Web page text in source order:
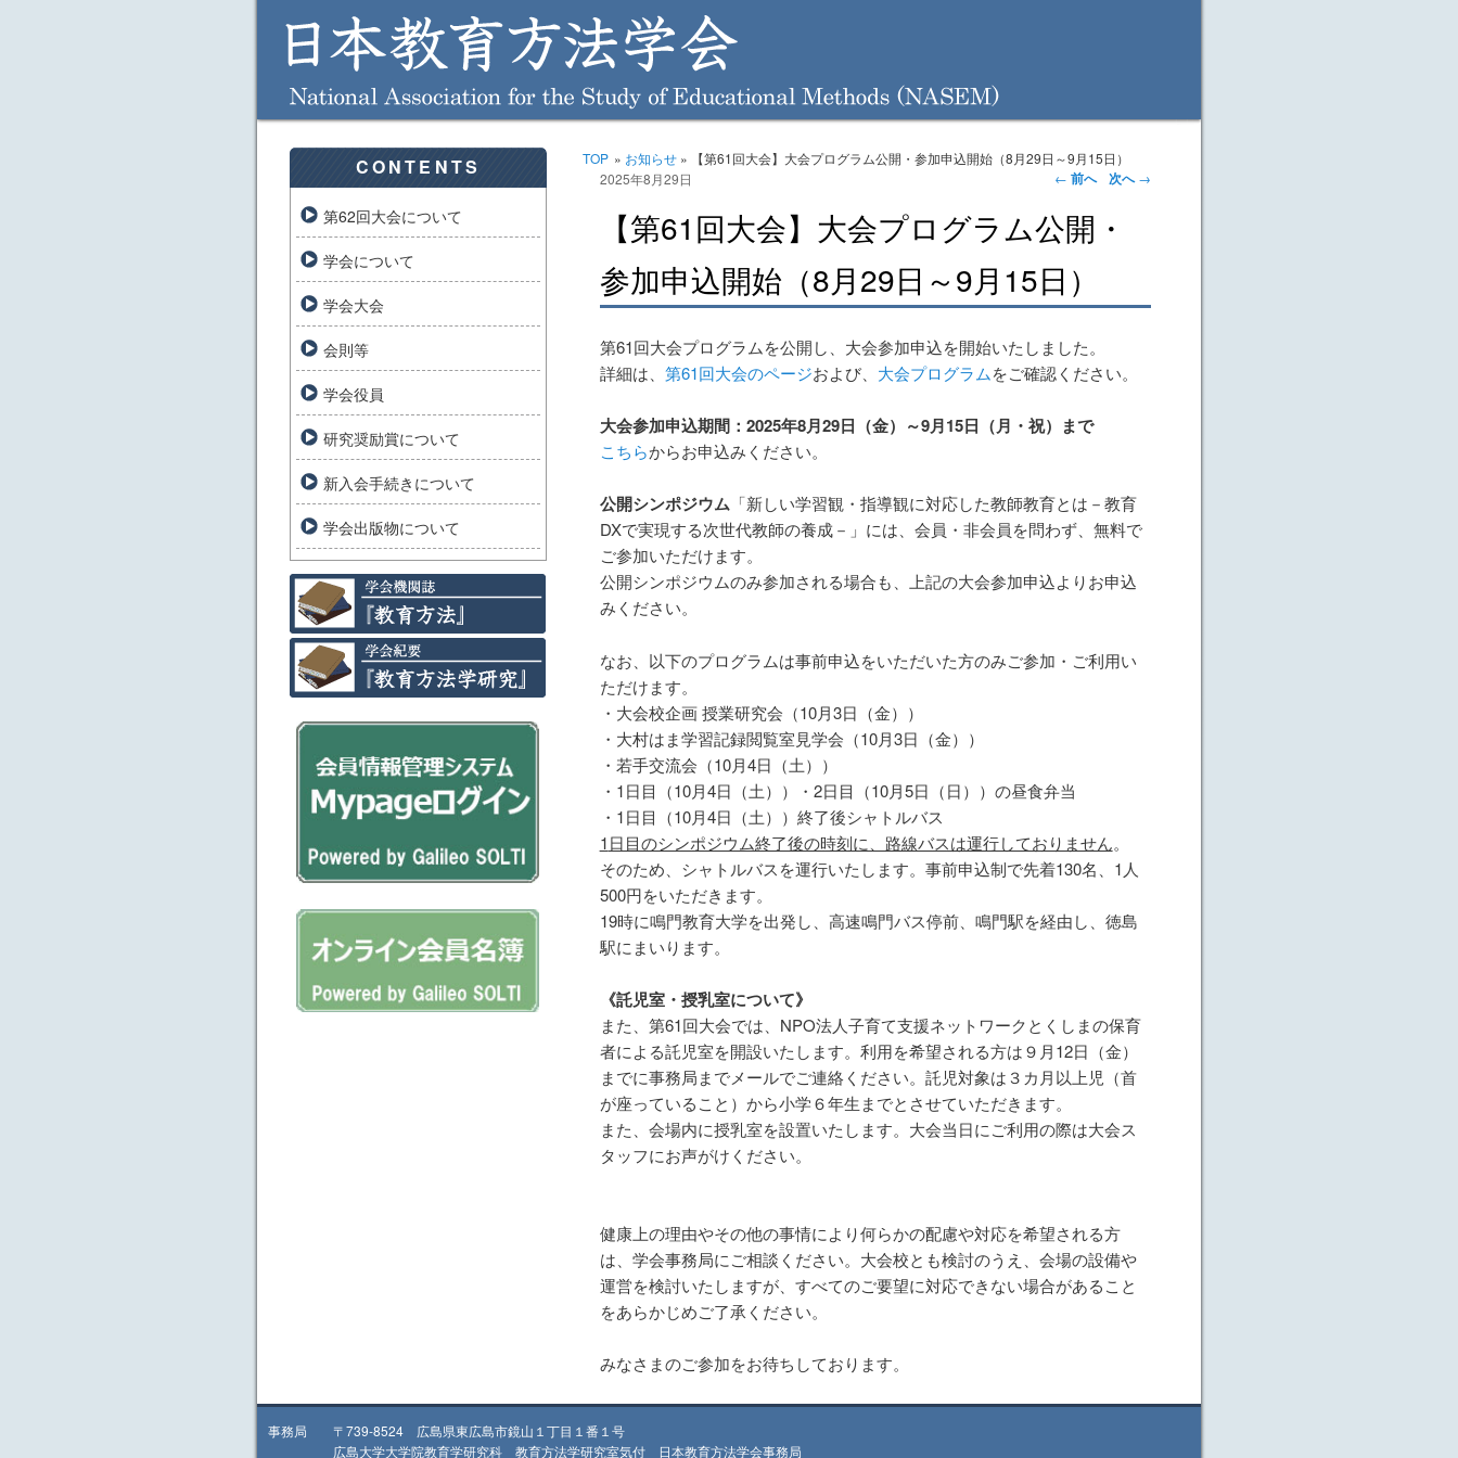
TOP » お知らせ » 【第61回大会】大会プログラム公開・参加申込開始（8月29日～9月15日）
投稿ナビゲーション ← 前へ 次へ→
【第61回大会】大会プログラム公開・
参加申込開始（8月29日～9月15日）
2025年8月29日
第61回大会プログラムを公開し、大会参加申込を開始いたしました。
詳細は、 第61回大会のページおよび、 大会プログラムをご確認ください。
大会参加申込期間： 2025年8月29日（金）～9月15日（月・祝）まで
こちらからお申込みください。
公開シンポジウム「新しい学習観・指導観に対応した教師教育とは－教育
DXで実現する次世代教師の養成－」には、会員・非会員を問わず、無料で
ご参加いただけます。
公開シンポジウムのみ参加される場合も、上記の大会参加申込よりお申込
みください。
なお、以下のプログラムは事前申込をいただいた方のみご参加・ご利用い
ただけます。
・大会校企画 授業研究会（10月3日（金））
・大村はま学習記録閲覧室見学会（10月3日（金））
・若手交流会（10月4日（土））
・1日目（10月4日（土））・2日目（10月5日（日））の昼食弁当
・1日目（10月4日（土））終了後シャトルバス
1日目のシンポジウム終了後の時刻に、路線バスは運行しておりません。
そのため、シャトルバスを運行いたします。事前申込制で先着130名、1人
500円をいただきます。
19時に鳴門教育大学を出発し、高速鳴門バス停前、鳴門駅を経由し、徳島
駅にまいります。
《託児室・授乳室について》
また、第61回大会では、NPO法人子育て支援ネットワークとくしまの保育
者による託児室を開設いたします。利用を希望される方は９月12日（金）
までに事務局までメールでご連絡ください。託児対象は３カ月以上児（首
が座っていること）から小学６年生までとさせていただきます。
また、会場内に授乳室を設置いたします。大会当日にご利用の際は大会ス
タッフにお声がけください。
健康上の理由やその他の事情により何らかの配慮や対応を希望される方
は、学会事務局にご相談ください。大会校とも検討のうえ、会場の設備や
運営を検討いたしますが、すべてのご要望に対応できない場合があること
をあらかじめご了承ください。
みなさまのご参加をお待ちしております。
CONTENTS
第62回大会について
学会について
学会大会
会則等
学会役員
研究奨励賞について
新入会手続きについて
学会出版物について
事務局 〒739-8524 広島県東広島市鏡山１丁目１番１号
広島大学大学院教育学研究科 教育方法学研究室気付 日本教育方法学会事務局